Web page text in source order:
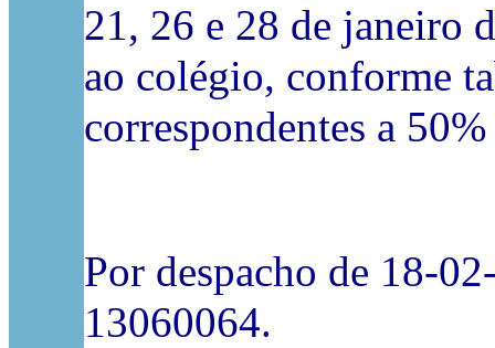
21, 26 e 28 de janeiro
ao colégio, conforme
correspondentes a
Por despacho de 18-
13060064.